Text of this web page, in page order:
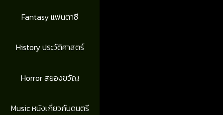
Fantasy แฟนตาซี
History ประวัติศาสตร์
Horror สยองขวัญ
Music หนังเกี่ยวกับดนตรี